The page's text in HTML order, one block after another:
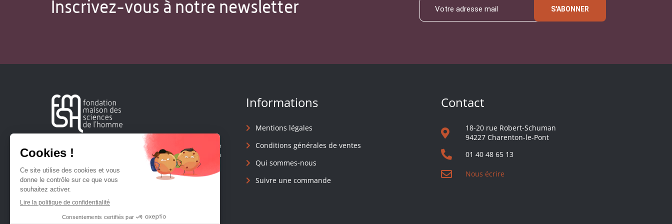
Inscrivez-vous à notre newsletter S'ABONNER
Créée en 1963, la Fondation Maison Sciences de l'Homme
soutient la recherche et la diffusion des connaissances en
Informations
Mentions légales
Conditions générales de ventes
Qui sommes-nous
Suivre une commande
Contact
18-20 rue Robert-Schuman
94227 Charenton-le-Pont
01 40 48 65 13
Nous écrire